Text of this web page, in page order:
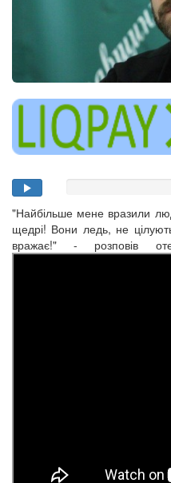
"Найбільше мене вразили
щедрі! Вони ледь, не
вражає!" - розповів